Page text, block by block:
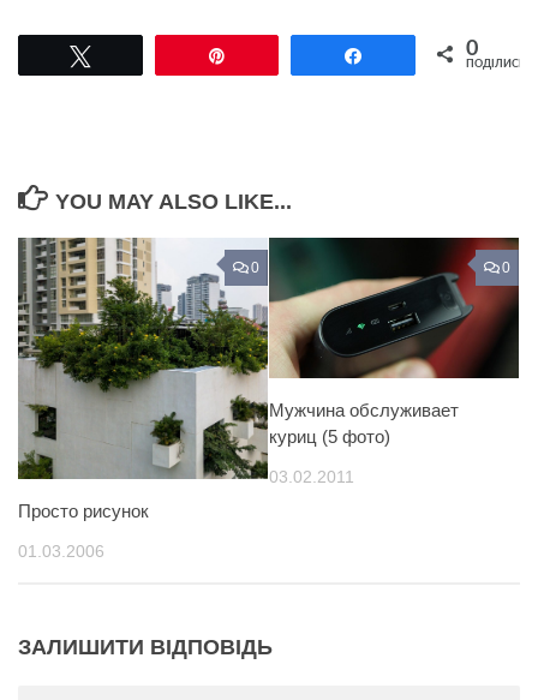
Поділитися0
ПОДІЛИСЬ
YOU MAY ALSO LIKE...
0
Просто рисунок
01.03.2006
0
Мужчина обслуживает
куриц (5 фото)
03.02.2011
ЗАЛИШИТИ ВІДПОВІДЬ